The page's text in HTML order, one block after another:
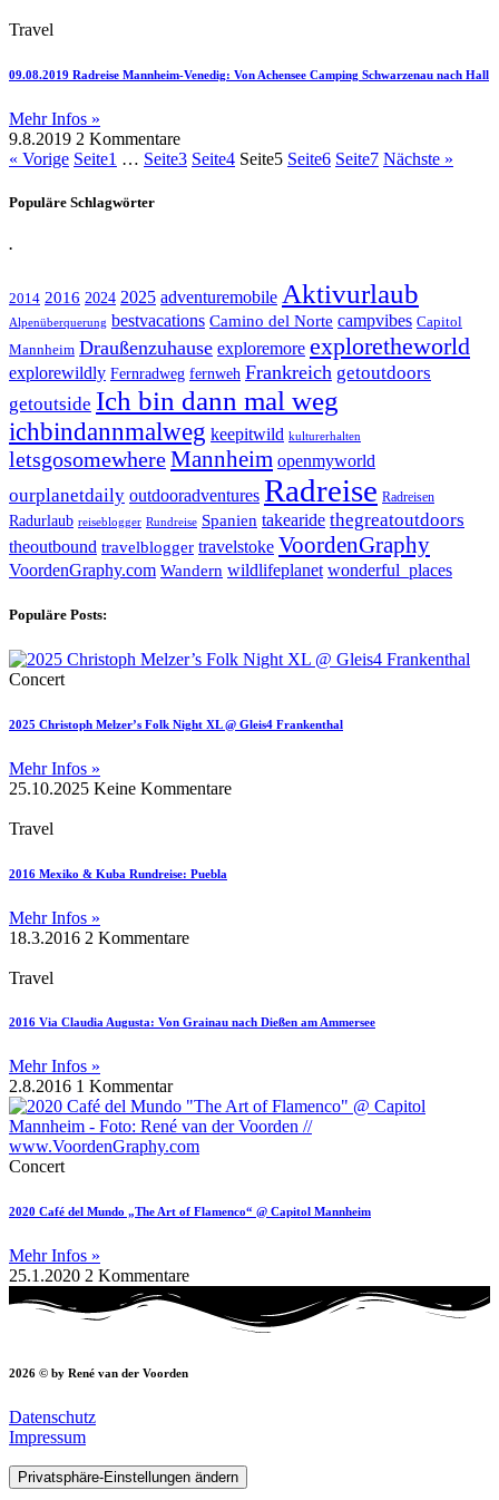
Travel
09.08.2019 Radreise Mannheim-Venedig: Von Achensee Camping Schwarzenau nach Hall
Mehr Infos »
9.8.2019 2 Kommentare
« Vorige Seite1 … Seite3 Seite4 Seite5 Seite6 Seite7 Nächste »
Populäre Schlagwörter
.
2014 2016 2024 2025 adventuremobile Aktivurlaub
Alpenüberquerung bestvacations Camino del Norte campvibes Capitol
Mannheim Draußenzuhause exploremore exploretheworld
explorewildly Fernradweg fernweh Frankreich getoutdoors
getoutside Ich bin dann mal weg
ichbindannmalweg keepitwild kulturerhalten
letsgosomewhereMannheim openmyworld
ourplanetdaily outdooradventures Radreise Radreisen
Radurlaub reiseblogger Rundreise Spanien takearide thegreatoutdoors
theoutbound travelblogger travelstoke VoordenGraphy
VoordenGraphy.com Wandern wildlifeplanet wonderful_places
Populäre Posts:
Concert
2025 Christoph Melzer’s Folk Night XL @ Gleis4 Frankenthal
Mehr Infos »
25.10.2025 Keine Kommentare
Travel
2016 Mexiko & Kuba Rundreise: Puebla
Mehr Infos »
18.3.2016 2 Kommentare
Travel
2016 Via Claudia Augusta: Von Grainau nach Dießen am Ammersee
Mehr Infos »
2.8.2016 1 Kommentar
Concert
2020 Café del Mundo „The Art of Flamenco“ @ Capitol Mannheim
Mehr Infos »
25.1.2020 2 Kommentare
2026 © by René van der Voorden
Datenschutz
Impressum
Privatsphäre-Einstellungen ändern